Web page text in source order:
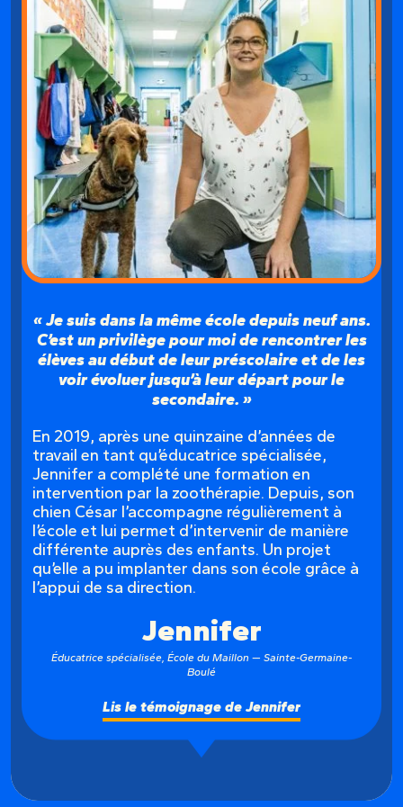
Jennifer
Éducatrice spécialisée, École du Maillon — Sainte-Germaine-
Boulé
Je suis dans la même école depuis neuf ans.
C’est un privilège pour moi de rencontrer les
élèves au début de leur préscolaire et de les
voir évoluer jusqu’à leur départ pour le
secondaire.
En 2019, après une quinzaine d’années de
travail en tant qu’éducatrice spécialisée,
Jennifer a complété une formation en
intervention par la zoothérapie. Depuis, son
chien César l’accompagne régulièrement à
l’école et lui permet d’intervenir de manière
différente auprès des enfants. Un projet
qu’elle a pu implanter dans son école grâce à
l’appui de sa direction.
Lis le témoignage de Jennifer